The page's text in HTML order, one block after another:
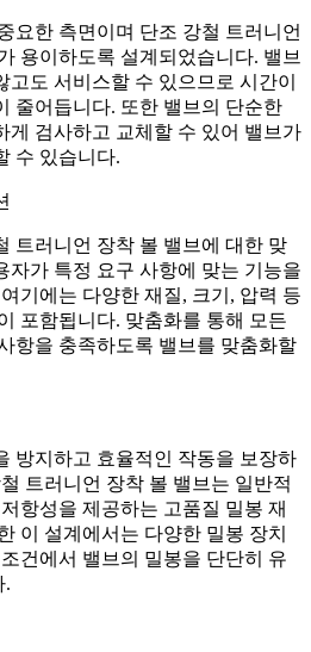
요한 측면이며 단조 강철 트러니언
용이하도록 설계되었습니다. 밸브
도 서비스할 수 있으므로 시간이
줄어듭니다. 또한 밸브의 단순한
게 검사하고 교체할 수 있어 밸브가
수 있습니다.
트러니언 장착 볼 밸브에 대한 맞
자가 특정 요구 사항에 맞는 기능을
기에는 다양한 재질, 크기, 압력 ​​등
포함됩니다. 맞춤화를 통해 모든
항을 충족하도록 밸브를 맞춤화할
방지하고 효율적인 작동을 보장하
트러니언 장착 볼 밸브는 일반적
항성을 제공하는 고품질 밀봉 재
이 설계에서는 다양한 밀봉 장치
건에서 밸브의 밀봉을 단단히 유
.